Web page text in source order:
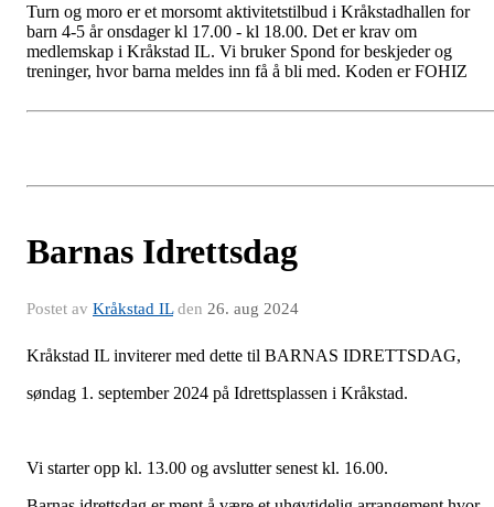
Turn og moro er et morsomt aktivitetstilbud i Kråkstadhallen for
barn 4-5 år onsdager kl 17.00 - kl 18.00. Det er krav om
medlemskap i Kråkstad IL. Vi bruker Spond for beskjeder og
treninger, hvor barna meldes inn få å bli med. Koden er FOHIZ
Barnas Idrettsdag
Postet av Kråkstad ILden 26. aug 2024
Kråkstad IL inviterer med dette til BARNAS IDRETTSDAG,
søndag 1. september 2024 på Idrettsplassen i Kråkstad.
Vi starter opp kl. 13.00 og avslutter senest kl. 16.00.